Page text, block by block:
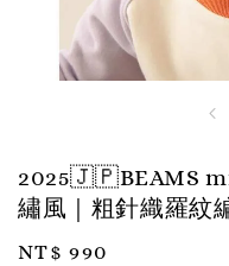
2025🇯🇵BEAMS
繡風｜粗針織羅紋
Regular
NT$ 990